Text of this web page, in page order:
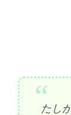
たし